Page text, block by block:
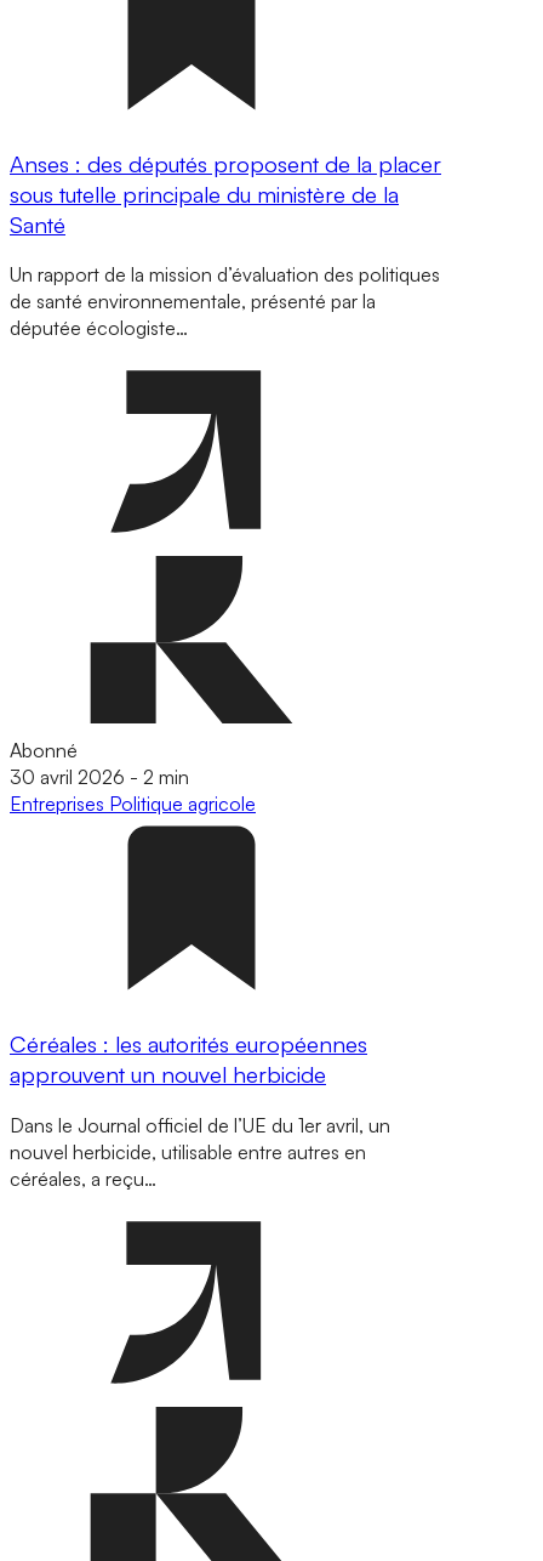
Anses : des députés proposent de la placer
sous tutelle principale du ministère de la
Santé
Un rapport de la mission d’évaluation des politiques
de santé environnementale, présenté par la
députée écologiste…
Abonné
30 avril 2026 - 2 min
Entreprises Politique agricole
Céréales : les autorités européennes
approuvent un nouvel herbicide
Dans le Journal officiel de l’UE du 1er avril, un
nouvel herbicide, utilisable entre autres en
céréales, a reçu…